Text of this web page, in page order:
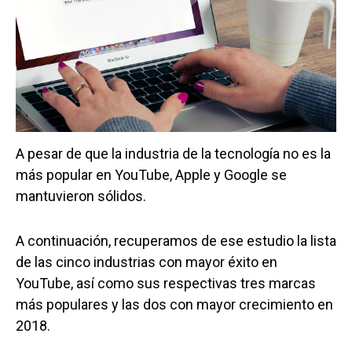
A pesar de que la industria de la tecnología no es la
más popular en YouTube, Apple y Google se
mantuvieron sólidos.
A continuación, recuperamos de ese estudio la lista
de las cinco industrias con mayor éxito en
YouTube, así como sus respectivas tres marcas
más populares y las dos con mayor crecimiento en
2018.